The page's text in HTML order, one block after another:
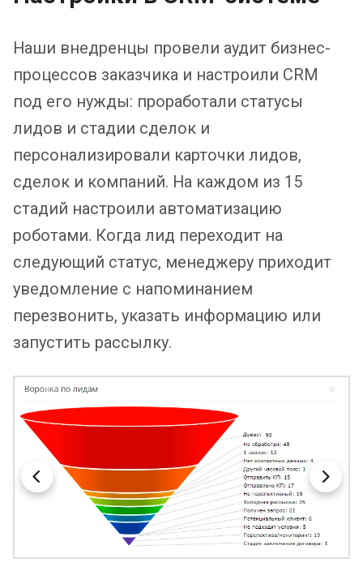
Наши внедренцы провели аудит бизнес-
процессов заказчика и настроили CRM
под его нужды: проработали статусы
лидов и стадии сделок и
персонализировали карточки лидов,
сделок и компаний. На каждом из 15
стадий настроили автоматизацию
роботами. Когда лид переходит на
следующий статус, менеджеру приходит
уведомление с напоминанием
перезвонить, указать информацию или
запустить рассылку.